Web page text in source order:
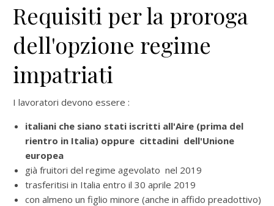
Requisiti per la proroga
dell'opzione regime
impatriati
I lavoratori devono essere :
italiani che siano stati iscritti all'Aire (prima del
rientro in Italia) oppure cittadini dell'Unione
europea
già fruitori del regime agevolato nel 2019
trasferitisi in Italia entro il 30 aprile 2019
con almeno un figlio minore (anche in affido preadottivo)